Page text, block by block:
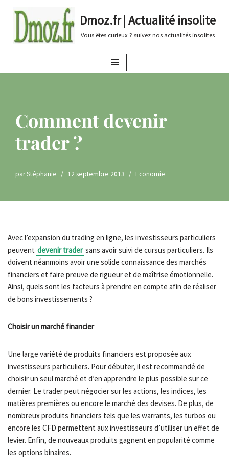
au
Dmoz.fr | Actualité insolite
Vous êtes curieux ? suivez nos actualités insolites
Comment devenir
trader ?
parStéphanie 12 septembre 2013 Economie
Avec l’expansion du trading en ligne, les investisseurs particuliers
peuvent devenir trader sans avoir suivi de cursus particuliers. Ils
doivent néanmoins avoir une solide connaissance des marchés
financiers et faire preuve de rigueur et de maîtrise émotionnelle.
Ainsi, quels sont les facteurs à prendre en compte afin de réaliser
de bons investissements ?
Choisir un marché financier
Une large variété de produits financiers est proposée aux
investisseurs particuliers. Pour débuter, il est recommandé de
choisir un seul marché et d’en apprendre le plus possible sur ce
dernier. Le trader peut négocier sur les actions, les indices, les
matières premières ou encore le marché des devises. De plus, de
nombreux produits financiers tels que les warrants, les turbos ou
encore les CFD permettent aux investisseurs d’utiliser un effet de
levier. Enfin, de nouveaux produits gagnent en popularité comme
les options binaires.